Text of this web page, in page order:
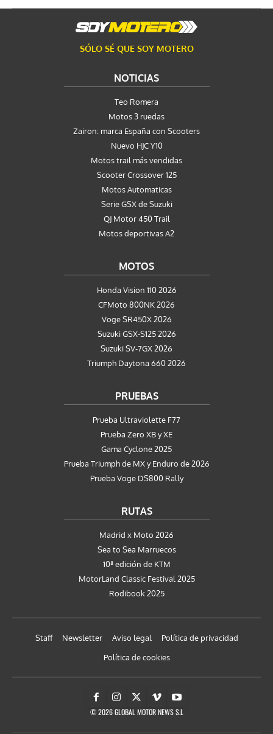
SÓLO SÉ QUE SOY MOTERO
NOTICIAS
Teo Romera
Motos 3 ruedas
Zairon: marca España con Scooters
Nuevo HJC Y10
Motos trail más vendidas
Scooter Crossover 125
Motos Automaticas
Serie GSX de Suzuki
QJ Motor 450 Trail
Motos deportivas A2
MOTOS
Honda Vision 110 2026
CFMoto 800NK 2026
Voge SR450X 2026
Suzuki GSX-S125 2026
Suzuki SV-7GX 2026
Triumph Daytona 660 2026
PRUEBAS
Prueba Ultraviolette F77
Prueba Zero XB y XE
Gama Cyclone 2025
Prueba Triumph de MX y Enduro de 2026
Prueba Voge DS800 Rally
RUTAS
Madrid x Moto 2026
Sea to Sea Marruecos
10ª edición de KTM
MotorLand Classic Festival 2025
Rodibook 2025
Staff Newsletter Aviso legal
Política de privacidad
Política de cookies
© 2026 GLOBAL MOTOR NEWS S.L